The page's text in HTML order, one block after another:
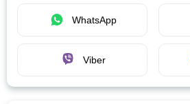
WhatsApp
Viber